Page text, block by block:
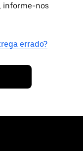
informe-nos
errado?